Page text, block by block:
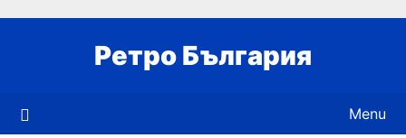
Ретро България
Menu